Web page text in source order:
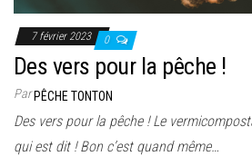
7 février 2023 0
Des vers pour la pêche !
ParPÊCHE TONTON
Des vers pour la pêche ! Le
qui est dit ! Bon c’est quand même…